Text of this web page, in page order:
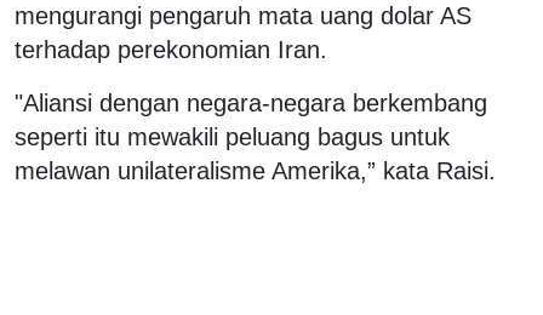
mengurangi pengaruh mata uang dolar AS
terhadap perekonomian Iran.
"Aliansi dengan negara-negara berkembang
seperti itu mewakili peluang bagus untuk
melawan unilateralisme Amerika,” kata Raisi.